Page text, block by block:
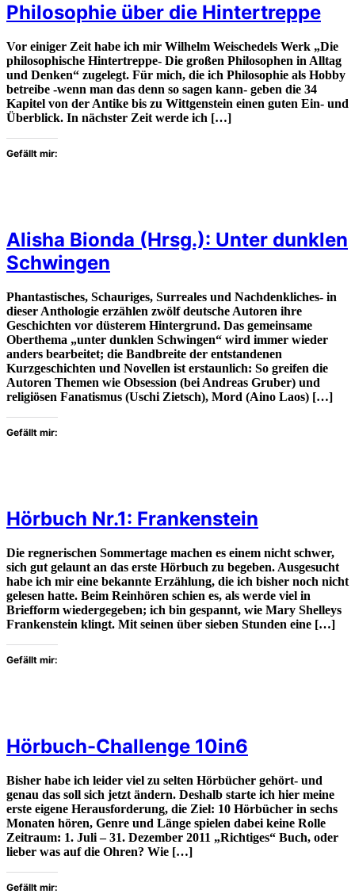
Philosophie über die Hintertreppe
Vor einiger Zeit habe ich mir Wilhelm Weischedels Werk „Die
philosophische Hintertreppe- Die großen Philosophen in Alltag
und Denken“ zugelegt. Für mich, die ich Philosophie als Hobby
betreibe -wenn man das denn so sagen kann- geben die 34
Kapitel von der Antike bis zu Wittgenstein einen guten Ein- und
Überblick. In nächster Zeit werde ich […]
Gefällt mir:
Alisha Bionda (Hrsg.): Unter dunklen
Schwingen
Phantastisches, Schauriges, Surreales und Nachdenkliches- in
dieser Anthologie erzählen zwölf deutsche Autoren ihre
Geschichten vor düsterem Hintergrund. Das gemeinsame
Oberthema „unter dunklen Schwingen“ wird immer wieder
anders bearbeitet; die Bandbreite der entstandenen
Kurzgeschichten und Novellen ist erstaunlich: So greifen die
Autoren Themen wie Obsession (bei Andreas Gruber) und
religiösen Fanatismus (Uschi Zietsch), Mord (Aino Laos) […]
Gefällt mir:
Hörbuch Nr.1: Frankenstein
Die regnerischen Sommertage machen es einem nicht schwer,
sich gut gelaunt an das erste Hörbuch zu begeben. Ausgesucht
habe ich mir eine bekannte Erzählung, die ich bisher noch nicht
gelesen hatte. Beim Reinhören schien es, als werde viel in
Briefform wiedergegeben; ich bin gespannt, wie Mary Shelleys
Frankenstein klingt. Mit seinen über sieben Stunden eine […]
Gefällt mir:
Hörbuch-Challenge 10in6
Bisher habe ich leider viel zu selten Hörbücher gehört- und
genau das soll sich jetzt ändern. Deshalb starte ich hier meine
erste eigene Herausforderung, die Ziel: 10 Hörbücher in sechs
Monaten hören, Genre und Länge spielen dabei keine Rolle
Zeitraum: 1. Juli – 31. Dezember 2011 „Richtiges“ Buch, oder
lieber was auf die Ohren? Wie […]
Gefällt mir: